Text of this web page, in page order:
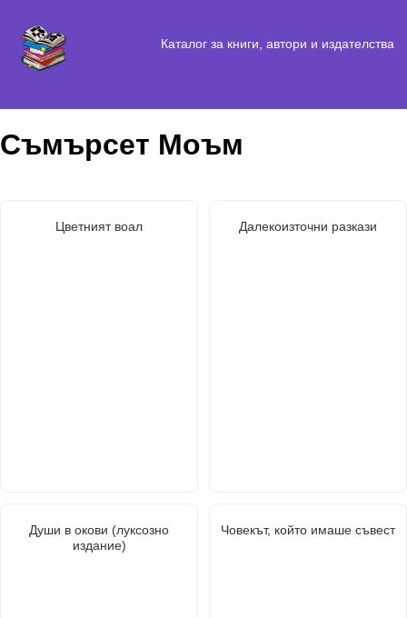
Каталог за книги, автори и издателства
Съмърсет Моъм
Цветният воал Далекоизточни разкази
Души в окови (луксозно
издание)
Човекът, който имаше съвест